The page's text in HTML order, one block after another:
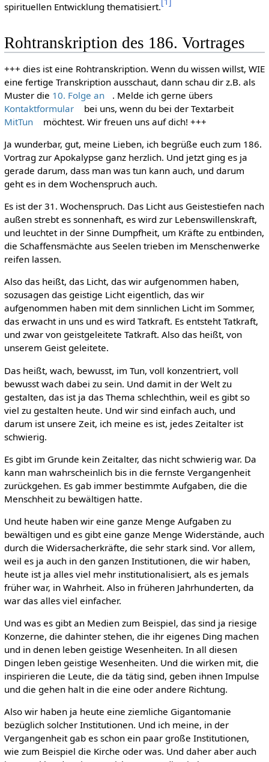
spirituellen Entwicklung thematisiert.
Rohtranskription des 186. Vortrages
+++ dies ist eine Rohtranskription. Wenn du wissen willst, WIE
eine fertige Transkription ausschaut, dann schau dir z.B. als
Muster die 10. Folge an
. Melde ich gerne übers
Kontaktformular
bei uns, wenn du bei der Textarbeit
MitTun
möchtest. Wir freuen uns auf dich! +++
Ja wunderbar, gut, meine Lieben, ich begrüße euch zum 186.
Vortrag zur Apokalypse ganz herzlich. Und jetzt ging es ja
gerade darum, dass man was tun kann auch, und darum
geht es in dem Wochenspruch auch.
Es ist der 31. Wochenspruch. Das Licht aus Geistestiefen nach
außen strebt es sonnenhaft, es wird zur Lebenswillenskraft,
und leuchtet in der Sinne Dumpfheit, um Kräfte zu entbinden,
die Schaffensmächte aus Seelen trieben im Menschenwerke
reifen lassen.
Also das heißt, das Licht, das wir aufgenommen haben,
sozusagen das geistige Licht eigentlich, das wir
aufgenommen haben mit dem sinnlichen Licht im Sommer,
das erwacht in uns und es wird Tatkraft. Es entsteht Tatkraft,
und zwar von geistgeleitete Tatkraft. Also das heißt, von
unserem Geist geleitete.
Das heißt, wach, bewusst, im Tun, voll konzentriert, voll
bewusst wach dabei zu sein. Und damit in der Welt zu
gestalten, das ist ja das Thema schlechthin, weil es gibt so
viel zu gestalten heute. Und wir sind einfach auch, und
darum ist unsere Zeit, ich meine es ist, jedes Zeitalter ist
schwierig.
Es gibt im Grunde kein Zeitalter, das nicht schwierig war. Da
kann man wahrscheinlich bis in die fernste Vergangenheit
zurückgehen. Es gab immer bestimmte Aufgaben, die die
Menschheit zu bewältigen hatte.
Und heute haben wir eine ganze Menge Aufgaben zu
bewältigen und es gibt eine ganze Menge Widerstände, auch
durch die Widersacherkräfte, die sehr stark sind. Vor allem,
weil es ja auch in den ganzen Institutionen, die wir haben,
heute ist ja alles viel mehr institutionalisiert, als es jemals
früher war, in Wahrheit. Also in früheren Jahrhunderten, da
war das alles viel einfacher.
Und was es gibt an Medien zum Beispiel, das sind ja riesige
Konzerne, die dahinter stehen, die ihr eigenes Ding machen
und in denen leben geistige Wesenheiten. In all diesen
Dingen leben geistige Wesenheiten. Und die wirken mit, die
inspirieren die Leute, die da tätig sind, geben ihnen Impulse
und die gehen halt in die eine oder andere Richtung.
Also wir haben ja heute eine ziemliche Gigantomanie
bezüglich solcher Institutionen. Und ich meine, in der
Vergangenheit gab es schon ein paar große Institutionen,
wie zum Beispiel die Kirche oder was. Und daher aber auch